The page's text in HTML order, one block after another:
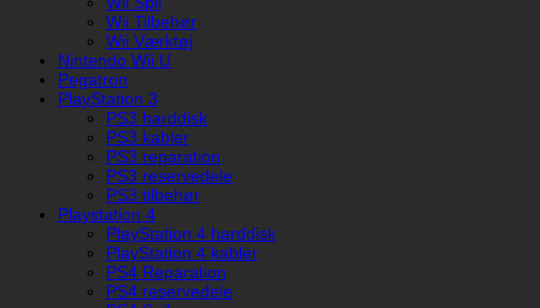
Wii Tilbehør
Wii Værktøj
Nintendo Wii U
Pegatron
PlayStation 3
PS3 harddisk
PS3 kabler
PS3 reparation
PS3 reservedele
PS3 tilbehør
Playstation 4
PlayStation 4 harddisk
PlayStation 4 kabler
PS4 Reparation
PS4 reservedele